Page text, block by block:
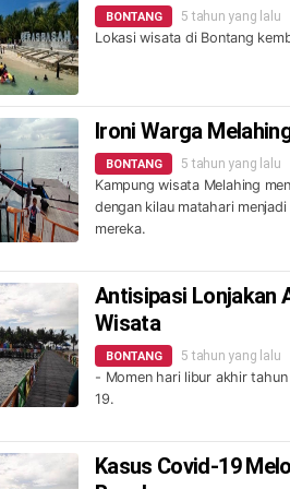
BONTANG 5 tahun yang lalu
Lokasi wisata di Bontang
Ironi Warga
BONTANG 5 tahun yang lalu
Kampung wisata Melahing
dengan kilau matahari
mereka.
Antisipasi Lonjakan
Wisata
BONTANG 5 tahun yang lalu
- Momen hari libur akhir
19.
Kasus Covid-19